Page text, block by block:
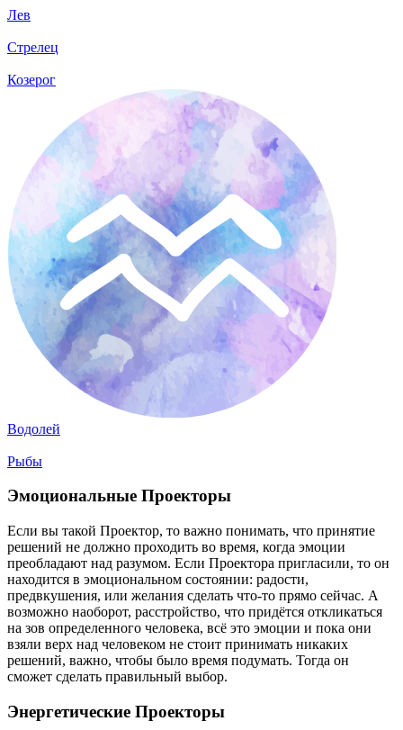
Лев
Стрелец
Козерог
Водолей
Рыбы
Эмоциональные Проекторы
Если вы такой Проектор, то важно понимать, что принятие
решений не должно проходить во время, когда эмоции
преобладают над разумом. Если Проектора пригласили, то он
находится в эмоциональном состоянии: радости,
предвкушения, или желания сделать что-то прямо сейчас. А
возможно наоборот, расстройство, что придётся откликаться
на зов определенного человека, всё это эмоции и пока они
взяли верх над человеком не стоит принимать никаких
решений, важно, чтобы было время подумать. Тогда он
сможет сделать правильный выбор.
Энергетические Проекторы